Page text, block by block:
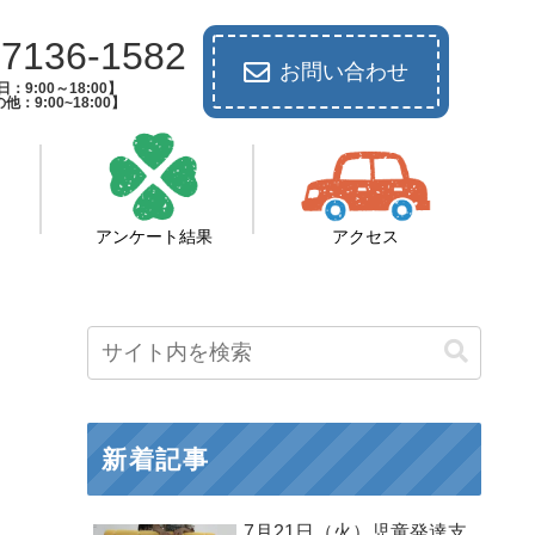
1582
：9:00～18:00】
他：9:00~18:00】
お問い合わせ
アンケート結果 アクセス
新着記事